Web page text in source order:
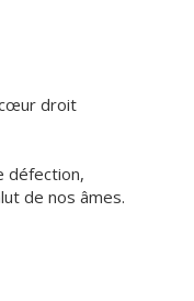
cœur droit
défection,
de nos âmes.